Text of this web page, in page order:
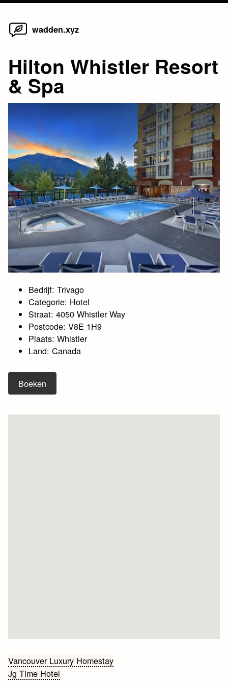
Skip
wadden.xyz
Hilton Whistler Resort
& Spa
Bedrijf: Trivago
Categorie: Hotel
Straat: 4050 Whistler Way
Postcode: V8E 1H9
Plaats: Whistler
Land: Canada
Boeken
Bericht
navigatie
Vancouver Luxury Homestay
Jg Time Hotel